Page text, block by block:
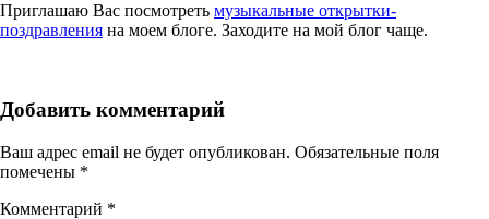
Приглашаю Вас посмотреть музыкальные открытки-
поздравления на моем блоге. Заходите на мой блог чаще.
Добавить комментарий
Ваш адрес email не будет опубликован. Обязательные поля
помечены *
Комментарий *